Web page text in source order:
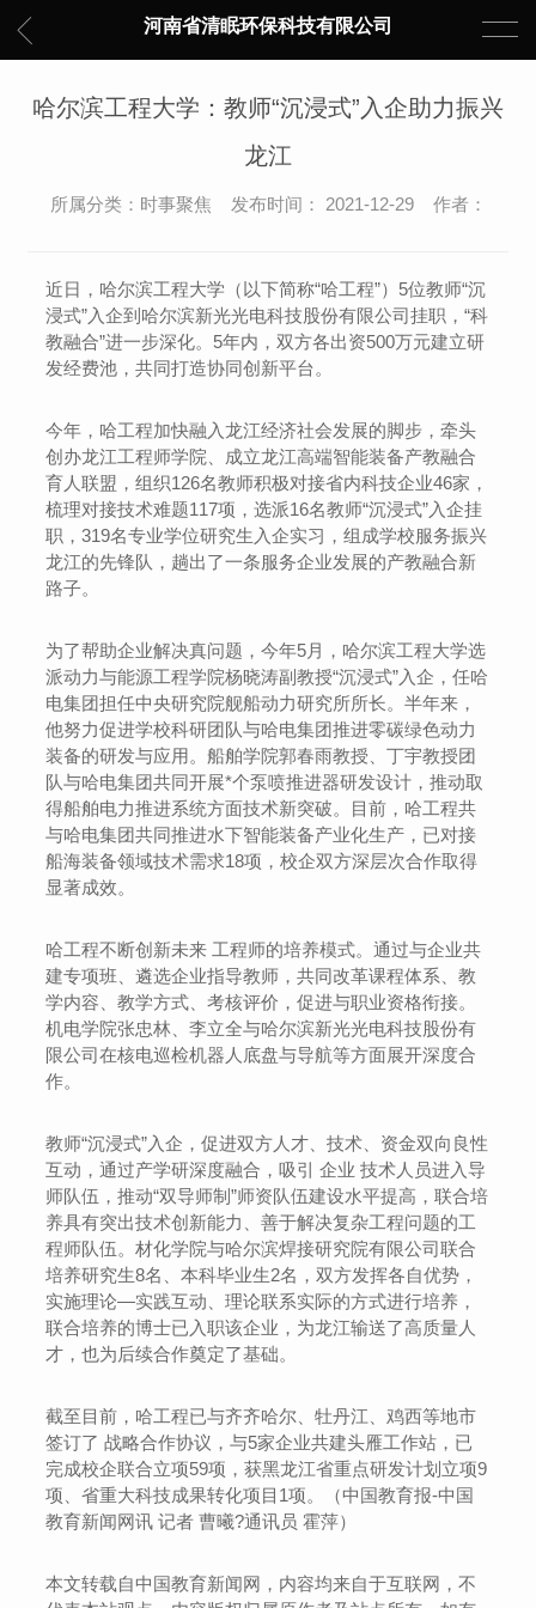
河南省清眠环保科技有限公司
哈尔滨工程大学：教师“沉浸式”入企助力振兴
龙江
所属分类：时事聚焦 发布时间： 2021-12-29 作者：
近日，哈尔滨工程大学（以下简称“哈工程”）5位教师“沉
浸式”入企到哈尔滨新光光电科技股份有限公司挂职，“科
教融合”进一步深化。5年内，双方各出资500万元建立研
发经费池，共同打造协同创新平台。
今年，哈工程加快融入龙江经济社会发展的脚步，牵头
创办龙江工程师学院、成立龙江高端智能装备产教融合
育人联盟，组织126名教师积极对接省内科技企业46家，
梳理对接技术难题117项，选派16名教师“沉浸式”入企挂
职，319名专业学位研究生入企实习，组成学校服务振兴
龙江的先锋队，趟出了一条服务企业发展的产教融合新
路子。
为了帮助企业解决真问题，今年5月，哈尔滨工程大学选
派动力与能源工程学院杨晓涛副教授“沉浸式”入企，任哈
电集团担任中央研究院舰船动力研究所所长。半年来，
他努力促进学校科研团队与哈电集团推进零碳绿色动力
装备的研发与应用。船舶学院郭春雨教授、丁宇教授团
队与哈电集团共同开展*个泵喷推进器研发设计，推动取
得船舶电力推进系统方面技术新突破。目前，哈工程共
与哈电集团共同推进水下智能装备产业化生产，已对接
船海装备领域技术需求18项，校企双方深层次合作取得
显著成效。
哈工程不断创新未来 工程师的培养模式。通过与企业共
建专项班、遴选企业指导教师，共同改革课程体系、教
学内容、教学方式、考核评价，促进与职业资格衔接。
机电学院张忠林、李立全与哈尔滨新光光电科技股份有
限公司在核电巡检机器人底盘与导航等方面展开深度合
作。
教师“沉浸式”入企，促进双方人才、技术、资金双向良性
互动，通过产学研深度融合，吸引 企业 技术人员进入导
师队伍，推动“双导师制”师资队伍建设水平提高，联合培
养具有突出技术创新能力、善于解决复杂工程问题的工
程师队伍。材化学院与哈尔滨焊接研究院有限公司联合
培养研究生8名、本科毕业生2名，双方发挥各自优势，
实施理论—实践互动、理论联系实际的方式进行培养，
联合培养的博士已入职该企业，为龙江输送了高质量人
才，也为后续合作奠定了基础。
截至目前，哈工程已与齐齐哈尔、牡丹江、鸡西等地市
签订了 战略合作协议，与5家企业共建头雁工作站，已
完成校企联合立项59项，获黑龙江省重点研发计划立项9
项、省重大科技成果转化项目1项。（中国教育报-中国
教育新闻网讯 记者 曹曦?通讯员 霍萍）
本文转载自中国教育新闻网，内容均来自于互联网，不